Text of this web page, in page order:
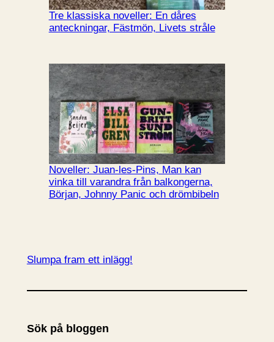
Tre klassiska noveller: En dåres
anteckningar, Fästmön, Livets stråle
Noveller: Juan-les-Pins, Man kan
vinka till varandra från balkongerna,
Början, Johnny Panic och drömbibeln
Slumpa fram ett inlägg!
Sök på bloggen